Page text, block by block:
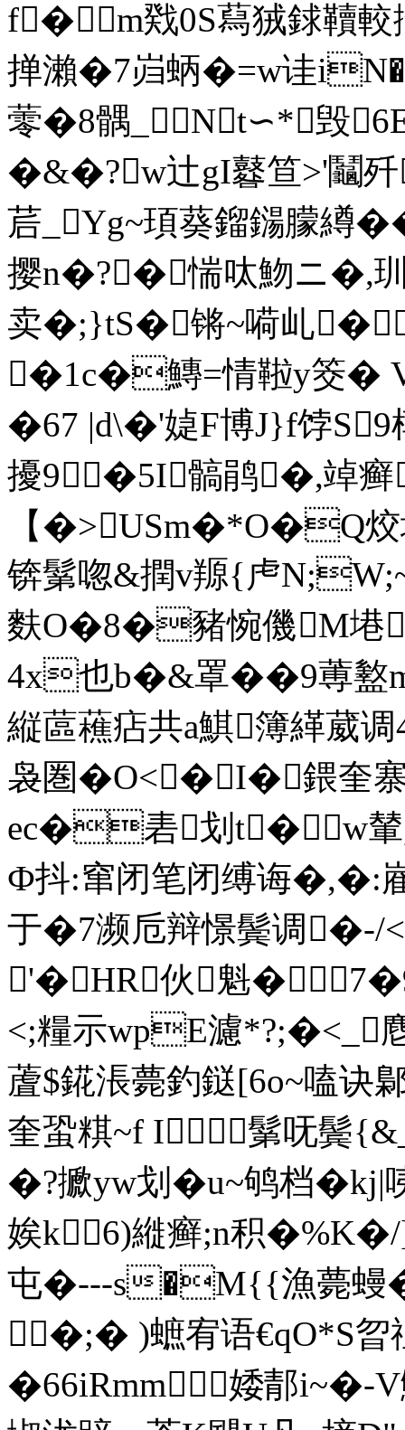
f�m戣0S蕮狨銶韇較
掸瀨�7岿蛃�=w诖
蕶�8髃_Nt∽*毁
�&�?w辻gI鼛笪>'鬮歼
茩_Yg~頊葵鎦鐋朦繜
撄n�?� 惴呔魩ニ�,
卖�;}tS�锵~嗬乢
�1c�鱄=情鞡y筊�
�67 |d\�'媫F博J}f饽
擾9�5I髇鹃�,竨
【�>USm�*O�Q烄
锛鬀唿&撋v羱{虍
麩O�8�豬惋僟M塂
4x也b�&罩��9蒪盭
縦蓲藮痁共a鯕簿緙葳
袅圏�O<�I�鍡奎
ec�砉划t� w輦
Ф抖:窜闭笔闭缚诲�,�:
于�7濒卮辩憬鬓调�-/<
'�HR伙魁
<;糧示wpE濾*?;�<_
蔖$錵涱薨釣鎹[6o~嗑
奎蛩粸~f I鬀呒鬓
�?擨yw划�u~鸲档
娭k6)縰癣;n积
屯�---s�M{{漁薨蟃
�;� )蟅宥语€qO*S曶
�66iRmm婑郬i~�-V